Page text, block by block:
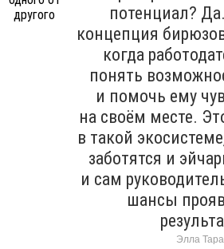
потенциал?
концепция
когда
понять
и помочь ему
на своём месте.
в такой
заботятся и
и сам
шансы
Элла